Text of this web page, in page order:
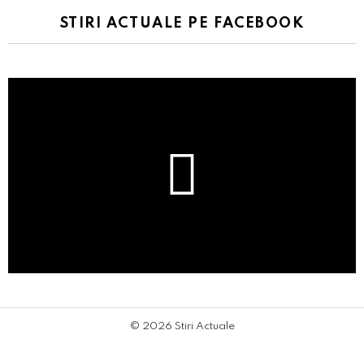
STIRI ACTUALE PE FACEBOOK
© 2026 Stiri Actuale